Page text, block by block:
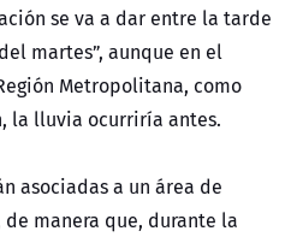
se va a dar entre la tarde
martes”, aunque en el
Metropolitana, como
la lluvia ocurriría antes.
asociadas a un área de
manera que, durante la